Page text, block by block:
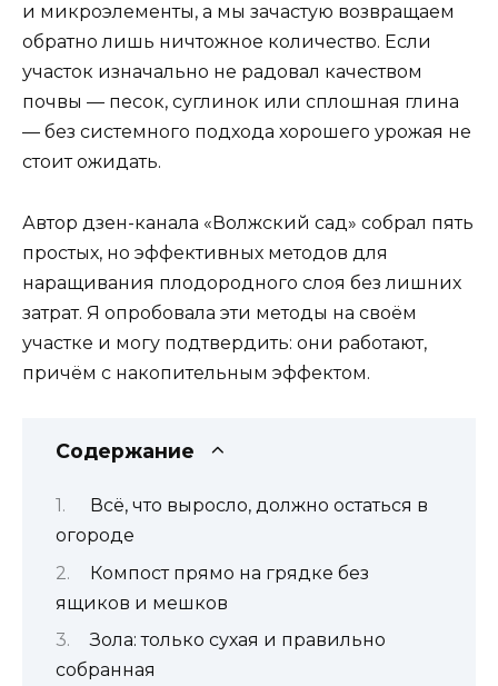
и микроэлементы, а мы зачастую возвращаем
обратно лишь ничтожное количество. Если
участок изначально не радовал качеством
почвы — песок, суглинок или сплошная глина
— без системного подхода хорошего урожая не
стоит ожидать.
Автор дзен-канала «Волжский сад» собрал пять
простых, но эффективных методов для
наращивания плодородного слоя без лишних
затрат. Я опробовала эти методы на своём
участке и могу подтвердить: они работают,
причём с накопительным эффектом.
Содержание
Всё, что выросло, должно остаться в
огороде
Компост прямо на грядке без
ящиков и мешков
Зола: только сухая и правильно
собранная